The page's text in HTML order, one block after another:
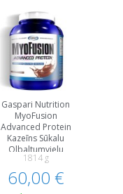
Gaspari Nutrition
MyoFusion
Advanced Protein
Kazeīns Sūkalu
Olbaltumvielu
Hidrolizāts, WPH
Proteīni
1814 g
60,00 €